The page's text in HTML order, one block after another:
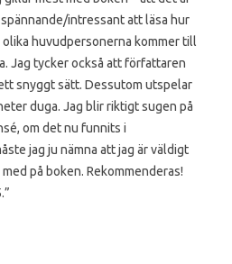
spännande/intressant att läsa hur
olika huvudpersonerna kommer till
Jag tycker också att författaren
snyggt sätt. Dessutom utspelar
duga. Jag blir riktigt sugen på
om det nu funnits i
jag ju nämna att jag är väldigt
på boken. Rekommenderas!